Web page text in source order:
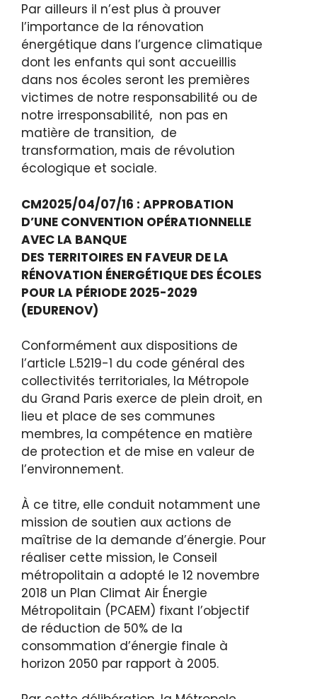
Par ailleurs il n’est plus à prouver
l’importance de la rénovation
énergétique dans l’urgence climatique
dont les enfants qui sont accueillis
dans nos écoles seront les premières
victimes de notre responsabilité ou de
notre irresponsabilité, non pas en
matière de transition, de
transformation, mais de révolution
écologique et sociale.
CM2025/04/07/16 : APPROBATION
D’UNE CONVENTION OPÉRATIONNELLE
AVEC LA BANQUE
DES TERRITOIRES EN FAVEUR DE LA
RÉNOVATION ÉNERGÉTIQUE DES ÉCOLES
POUR LA PÉRIODE 2025-2029
(EDURENOV)
Conformément aux dispositions de
l’article L.5219-1 du code général des
collectivités territoriales, la Métropole
du Grand Paris exerce de plein droit, en
lieu et place de ses communes
membres, la compétence en matière
de protection et de mise en valeur de
l’environnement.
À ce titre, elle conduit notamment une
mission de soutien aux actions de
maîtrise de la demande d’énergie. Pour
réaliser cette mission, le Conseil
métropolitain a adopté le 12 novembre
2018 un Plan Climat Air Énergie
Métropolitain (PCAEM) fixant l’objectif
de réduction de 50% de la
consommation d’énergie finale à
horizon 2050 par rapport à 2005.